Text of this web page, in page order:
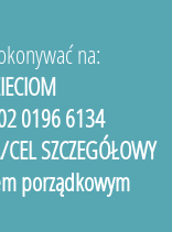
na:
0196 6134
SZCZEGÓŁOWY
porządkowym